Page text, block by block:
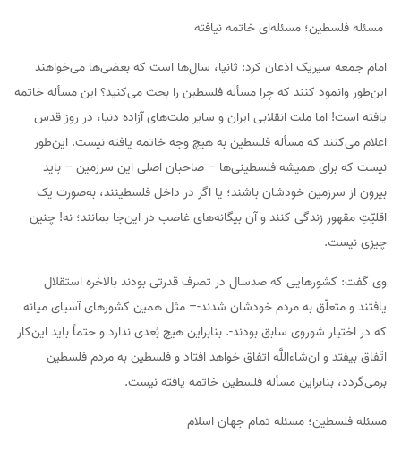
مسئله فلسطین؛ مسئله‌ای خاتمه نیافته
امام جمعه سیریک اذعان کرد: ثانیا، سال‌ها است که بعضی‌ها می‌خواهند
این‌طور وانمود کنند که چرا مسأله فلسطین را بحث می‌کنید؟ این مسأله خاتمه
یافته است! اما ملت انقلابی ایران و سایر ملت‌های آزاده دنیا، در روز قدس
اعلام می‌کنند که مسأله فلسطین به هیچ وجه خاتمه یافته نیست. این‌طور
نیست که برای همیشه فلسطینی‌ها – صاحبان اصلی این سرزمین – باید
بیرون از سرزمین خودشان باشند؛ یا اگر در داخل فلسطینند، به‌صورت یک
اقلیّتِ مقهور زندگی کنند و آن بیگانه‌های غاصب در این‌جا بمانند؛ نه! چنین
چیزی نیست.
وی گفت: کشورهایی که صدسال در تصرف قدرتی بودند بالاخره استقلال
یافتند و متعلّق به مردم خودشان شدند-– مثل همین کشورهای آسیای میانه
که در اختیار شوروی سابق بودند-. بنابراین هیچ بُعدی ندارد و حتماً باید این‌کار
اتّفاق بیفتد و ان‌شاءاللَّه اتفاق خواهد افتاد و فلسطین به مردم فلسطین
برمی‌گردد، بنابراین مسأله فلسطین خاتمه یافته نیست.
مسئله فلسطین؛ مسئله تمام جهان اسلام